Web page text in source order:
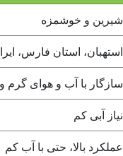
شیرین و خوشمزه
استهبان، استان فارس،
سازگار با آب و هوای
نیاز آبی کم
عملکرد بالا، حتی با آب کم